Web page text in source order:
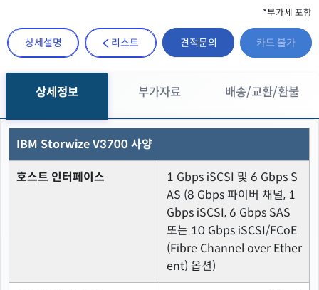
*부가세 포함
상세설명 리스트 견적문의 카드 불가
상세정보 부가자료 배송/교환/환불
IBM Storwize V3700 사양
호스트 인터페이스
1 Gbps iSCSI 및 6 Gbps S
AS (8 Gbps 파이버 채널, 1
Gbps iSCSI, 6 Gbps SAS
또는 10 Gbps iSCSI/FCoE
(Fibre Channel over Ether
ent) 옵션)